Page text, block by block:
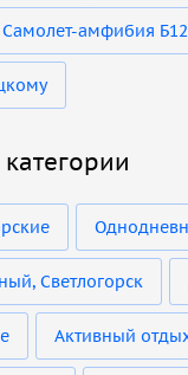
Самолет-амфибия Б12
Светлогорск
Активный